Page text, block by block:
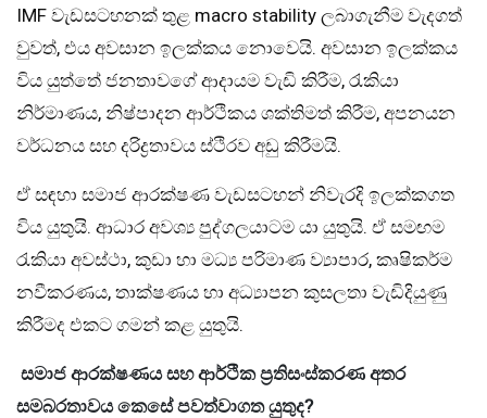
IMF වැඩසටහනක් තුළ macro stability ලබාගැනීම වැදගත්
වුවත්, එය අවසාන ඉලක්කය නොවෙයි. අවසාන ඉලක්කය
විය යුත්තේ ජනතාවගේ ආදායම වැඩි කිරීම, රැකියා
නිර්මාණය, නිෂ්පාදන ආර්ථිකය ශක්තිමත් කිරීම, අපනයන
වර්ධනය සහ දරිද්‍රතාවය ස්ථිරව අඩු කිරීමයි.
ඒ සඳහා සමාජ ආරක්ෂණ වැඩසටහන් නිවැරදි ඉලක්කගත
විය යුතුයි. ආධාර අවශ්‍ය පුද්ගලයාටම යා යුතුයි. ඒ සමඟම
රැකියා අවස්ථා, කුඩා හා මධ්‍ය පරිමාණ ව්‍යාපාර, කෘෂිකර්ම
නවීකරණය, තාක්ෂණය හා අධ්‍යාපන කුසලතා වැඩිදියුණු
කිරීමද එකට ගමන් කළ යුතුයි.
සමාජ ආරක්ෂණය සහ ආර්ථික ප්‍රතිසංස්කරණ අතර
සමබරතාවය කෙසේ පවත්වාගත යුතුද?